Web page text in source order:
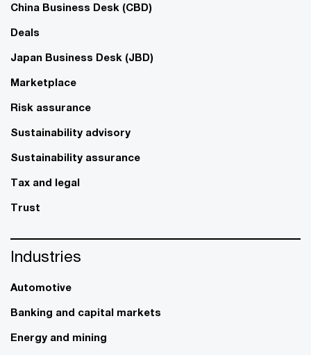
China Business Desk (CBD)
Deals
Japan Business Desk (JBD)
Marketplace
Risk assurance
Sustainability advisory
Sustainability assurance
Tax and legal
Trust
Industries
Automotive
Banking and capital markets
Energy and mining